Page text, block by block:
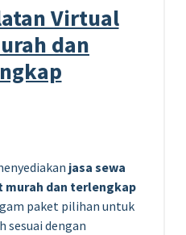
Virtual
dan
jasa sewa
dan terlengkap
paket pilihan untuk
sesuai dengan